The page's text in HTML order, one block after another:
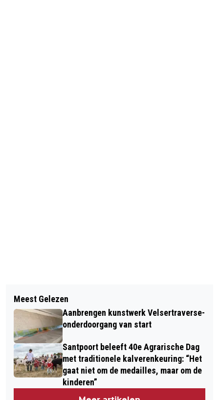
JASPER OCKELOEN WINT LOODZWARE
STRANDRACE EGMOND-PIER-EGMOND
OPEN DAG BEDRIJFSSCHOOL TATA
STEEL OP DINSDAG 23 JANUARI
Meest Gelezen
Aanbrengen kunstwerk Velsertraverse-
onderdoorgang van start
Santpoort beleeft 40e Agrarische Dag
met traditionele kalverenkeuring: “Het
gaat niet om de medailles, maar om de
kinderen”